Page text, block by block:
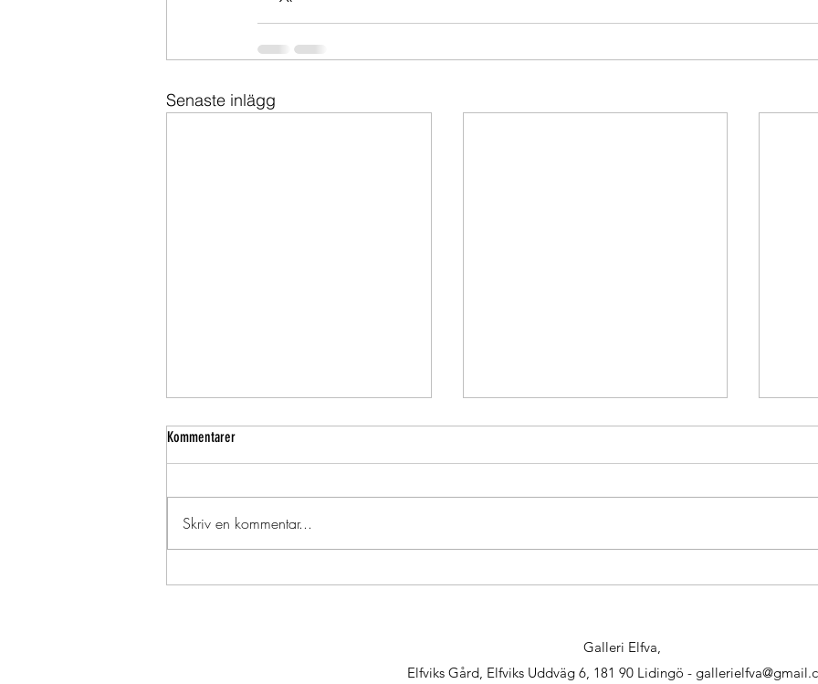
Senaste inlägg
Kommentarer
Skriv en kommentar...
Galleri Elfva,
Elfviks Gård, Elfviks Uddväg 6, 181 90 Lidingö -